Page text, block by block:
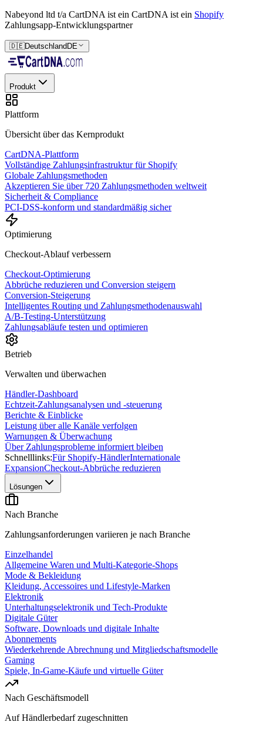
Nabeyond ltd t/a CartDNA ist ein CartDNA ist ein Shopify
Zahlungsapp-Entwicklungspartner
🇩🇪Deutschland DE
Produkt
Plattform
Übersicht über das Kernprodukt
CartDNA-Plattform
Vollständige Zahlungsinfrastruktur für Shopify
Globale Zahlungsmethoden
Akzeptieren Sie über 720 Zahlungsmethoden weltweit
Sicherheit & Compliance
PCI-DSS-konform und standardmäßig sicher
Optimierung
Checkout-Ablauf verbessern
Checkout-Optimierung
Abbrüche reduzieren und Conversion steigern
Conversion-Steigerung
Intelligentes Routing und Zahlungsmethodenauswahl
A/B-Testing-Unterstützung
Zahlungsabläufe testen und optimieren
Betrieb
Verwalten und überwachen
Händler-Dashboard
Echtzeit-Zahlungsanalysen und -steuerung
Berichte & Einblicke
Leistung über alle Kanäle verfolgen
Warnungen & Überwachung
Über Zahlungsprobleme informiert bleiben
Schnelllinks:Für Shopify-HändlerInternationale
ExpansionCheckout-Abbrüche reduzieren
Lösungen
Nach Branche
Zahlungsanforderungen variieren je nach Branche
Einzelhandel
Allgemeine Waren und Multi-Kategorie-Shops
Mode & Bekleidung
Kleidung, Accessoires und Lifestyle-Marken
Elektronik
Unterhaltungselektronik und Tech-Produkte
Digitale Güter
Software, Downloads und digitale Inhalte
Abonnements
Wiederkehrende Abrechnung und Mitgliedschaftsmodelle
Gaming
Spiele, In-Game-Käufe und virtuelle Güter
Nach Geschäftsmodell
Auf Händlerbedarf zugeschnitten